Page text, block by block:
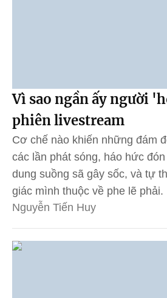
Vì sao ngần ấy người
phiên livestream
Cơ chế nào khiến những đám
các lần phát sóng, háo hức
dung suồng sã gây sốc, và tự
giác mình thuộc về phe lẽ phải.
Nguyễn Tiến Huy